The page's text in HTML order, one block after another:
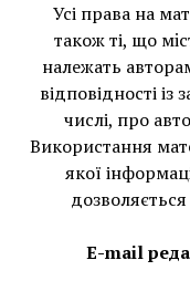
Усі права на
також ті, що
належать
відповідності
числі, про
Використання
якої
E-mail